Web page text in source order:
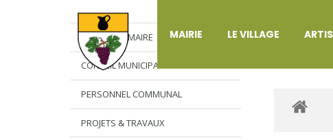
MAIRIE LE VILLAGE
L’EDITO DU MAIRE
CONSEIL MUNICIPAL
PERSONNEL COMMUNAL
PROJETS & TRAVAUX